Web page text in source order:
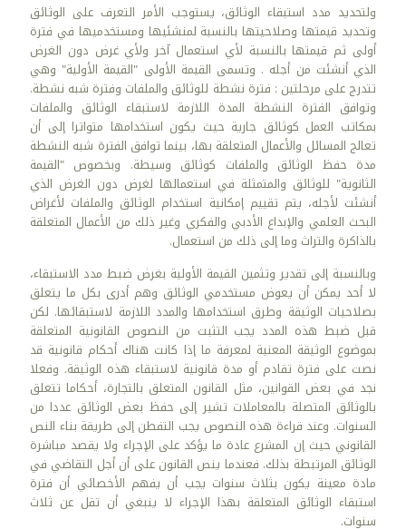
ولتحديد مدد استبقاء الوثائق، يستوجب الأمر التعرف على الوثائق
وتحديد قيمتها وصلاحيتها بالنسبة لمنشئيها ومستخدميها في فترة
أولى ثم قيمتها بالنسبة لأي استعمال آخر ولأي غرض دون الغرض
الذي أنشئت من أجله . وتسمى القيمة الأولى "القيمة الأولية" وهي
تتدرج على مرحلتين : فترة نشطة للوثائق والملفات وفترة شبه نشطة.
وتوافق الفترة النشطة المدة اللازمة لاستبقاء الوثائق والملفات
بمكاتب العمل كوثائق جارية حيث يكون استخدامها متواترا إلى أن
تعالج المسائل والأعمال المتعلقة بها، بينما توافق الفترة شبه النشطة
مدة حفظ الوثائق والملفات كوثائق وسيطة. وبخصوص "القيمة
الثانوية" للوثائق والمتمثلة في استعمالها لغرض دون الغرض الذي
أنشئت لأجله، يتم تقييم إمكانية استخدام الوثائق والملفات لأغراض
البحث العلمي والإبداع الأدبي والفكري وغير ذلك من الأعمال المتعلقة
بالذاكرة والتراث وما إلى ذلك من استعمال.
وبالنسبة إلى تقدير وتثمين القيمة الأولية بغرض ضبط مدد الاستبقاء،
لا أحد يمكن أن يعوض مستخدمي الوثائق وهم أدرى بكل ما يتعلق
بصلاحيات الوثيقة وطرق استخدامها والمدد اللازمة لاستبقائها. لكن
قبل ضبط هذه المدد يجب التثبت من النصوص القانونية المتعلقة
بموضوع الوثيقة المعنية لمعرفة ما إذا كانت هناك أحكام قانونية قد
نصت على فترة تقادم أو مدة قانونية لاستبقاء هذه الوثيقة. وفعلا
نجد في بعض القوانين، مثل القانون المتعلق بالتجارة، أحكاما تتعلق
بالوثائق المتصلة بالمعاملات تشير إلى حفظ بعض الوثائق عددا من
السنوات. وعند قراءة هذه النصوص يجب التفطن إلى طريقة بناء النص
القانوني حيث إن المشرع عادة ما يؤكد على الإجراء ولا يقصد مباشرة
الوثائق المرتبطة بذلك. فعندما ينص القانون على أن أجل التقاضي في
مادة معينة يكون بثلاث سنوات يجب أن يفهم الأخصائي أن فترة
استبقاء الوثائق المتعلقة بهذا الإجراء لا ينبغي أن تقل عن ثلاث
سنوات.